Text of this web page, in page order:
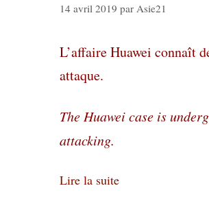
14 avril 2019 par Asie21
L’affaire Huawei connaît
attaque.
The Huawei case is
attacking.
Lire la suite